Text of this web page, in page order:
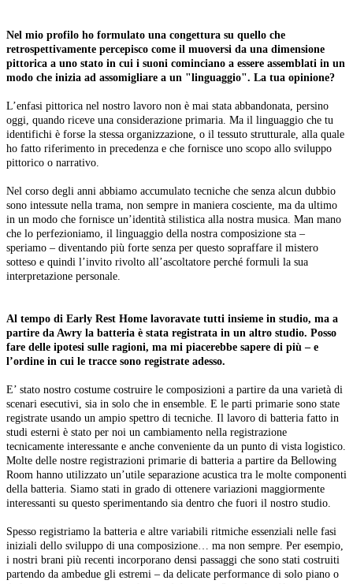
Nel mio profilo ho formulato una congettura su quello che
retrospettivamente percepisco come il muoversi da una dimensione
pittorica a uno stato in cui i suoni cominciano a essere assemblati in un
modo che inizia ad assomigliare a un "linguaggio". La tua opinione?
L’enfasi pittorica nel nostro lavoro non è mai stata abbandonata, persino
oggi, quando riceve una considerazione primaria. Ma il linguaggio che tu
identifichi è forse la stessa organizzazione, o il tessuto strutturale, alla quale
ho fatto riferimento in precedenza e che fornisce uno scopo allo sviluppo
pittorico o narrativo.
Nel corso degli anni abbiamo accumulato tecniche che senza alcun dubbio
sono intessute nella trama, non sempre in maniera cosciente, ma da ultimo
in un modo che fornisce un’identità stilistica alla nostra musica. Man mano
che lo perfezioniamo, il linguaggio della nostra composizione sta –
speriamo – diventando più forte senza per questo sopraffare il mistero
sotteso e quindi l’invito rivolto all’ascoltatore perché formuli la sua
interpretazione personale.
Al tempo di Early Rest Home lavoravate tutti insieme in studio, ma a
partire da Awry la batteria è stata registrata in un altro studio. Posso
fare delle ipotesi sulle ragioni, ma mi piacerebbe sapere di più – e
l’ordine in cui le tracce sono registrate adesso.
E’ stato nostro costume costruire le composizioni a partire da una varietà di
scenari esecutivi, sia in solo che in ensemble. E le parti primarie sono state
registrate usando un ampio spettro di tecniche. Il lavoro di batteria fatto in
studi esterni è stato per noi un cambiamento nella registrazione
tecnicamente interessante e anche conveniente da un punto di vista logistico.
Molte delle nostre registrazioni primarie di batteria a partire da Bellowing
Room hanno utilizzato un’utile separazione acustica tra le molte componenti
della batteria. Siamo stati in grado di ottenere variazioni maggiormente
interessanti su questo sperimentando sia dentro che fuori il nostro studio.
Spesso registriamo la batteria e altre variabili ritmiche essenziali nelle fasi
iniziali dello sviluppo di una composizione… ma non sempre. Per esempio,
i nostri brani più recenti incorporano densi passaggi che sono stati costruiti
partendo da ambedue gli estremi – da delicate performance di solo piano o